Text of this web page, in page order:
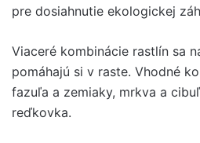
pre dosiahnutie ekologickej
Viaceré kombinácie rastlín sa
pomáhajú si v raste. Vhodné
fazuľa a zemiaky, mrkva a
reďkovka.